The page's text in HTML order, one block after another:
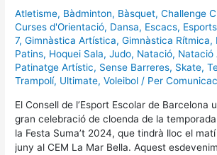
Atletisme, Bàdminton, Bàsquet,Challenge
Curses d'Orientació, Dansa, Escacs, Esports
7,Gimnàstica Artística,Gimnàstica Rítmica,
Patins, Hoquei Sala,Judo, Natació, Natació
Patinatge Artístic, Sense Barreres, Skate,
Trampolí, Ultimate,Voleibol / Per
El Consell de l’Esport Escolar de Barcelona
gran celebració de cloenda de la
la Festa Suma’t 2024, que tindrà lloc el
juny al CEM La Mar Bella. Aquest